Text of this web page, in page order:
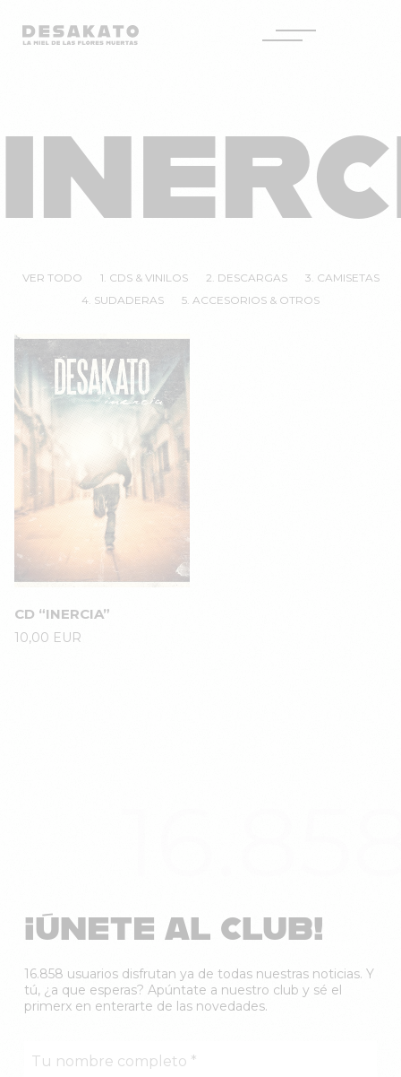
Desakato
VER TODO 1. CDS & VINILOS 2. DESCARGAS
3. CAMISETAS
4. SUDADERAS
5. ACCESORIOS & OTROS
CD “INERCIA”
10,00 EUR
¡ÚNETE AL CLUB!
16.858 usuarios disfrutan ya de todas nuestras noticias. Y
tú, ¿a que esperas? Apúntate a nuestro club y sé el
primerx en enterarte de las novedades.